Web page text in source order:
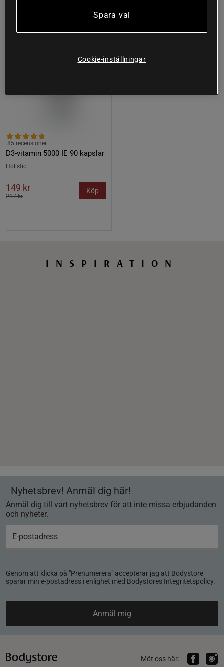
D3-vitamin 5000 IE 90 kapslar
85 recensioner
Holistic
149 kr
217 kr
Köp
INSPIRATION
Nyhetsbrev! Anmäl dig här!
Anmäl dig till vårt nyhetsbrev för att inte missa erbjudanden
och nyheter.
Genom att klicka på "Prenumerera" accepterar jag att Bodystore
sparar min e-postadress i enlighet med Bodystores Integritetspolicy.
Anmäl mig
Möt oss här:
Spara val
Cookie-inställningar